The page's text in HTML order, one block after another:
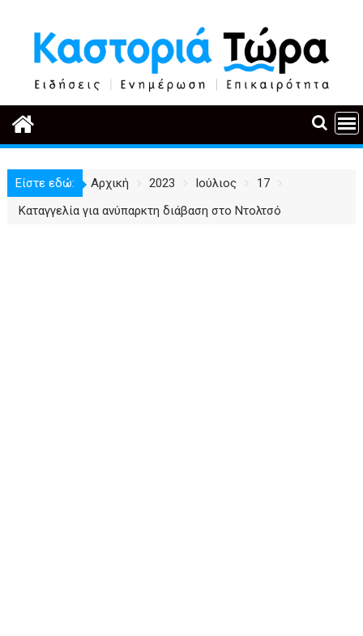
περιεχόμενο
Είστε εδώ: Αρχική 2023 Ιούλιος
17
Καταγγελία για ανύπαρκτη διάβαση στο Ντολτσό